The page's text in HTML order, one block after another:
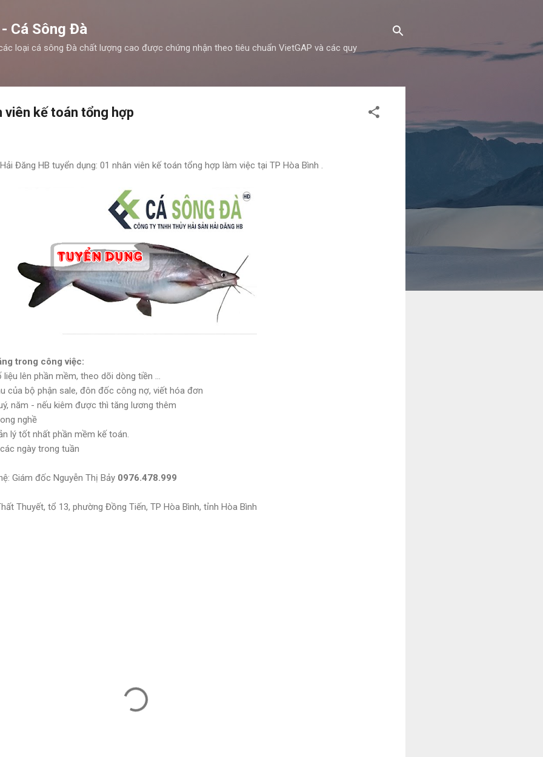
Cá Sông Đà
loại cá sông Đà chất lượng cao được chứng nhận theo tiêu chuẩn VietGAP và các quy
viên kế toán tổng hợp
Đăng HB tuyển dụng: 01 nhân viên kế toán tổng hợp làm việc tại TP Hòa Bình .
trong công việc:
lên phần mềm, theo dõi dòng tiền ...
của bộ phận sale, đôn đốc công nợ, viết hóa đơn
năm - nếu kiêm được thì tăng lương thêm
nghề
lý tốt nhất phần mềm kế toán.
ngày trong tuần
Giám đốc Nguyễn Thị Bảy 0976.478.999
Thuyết, tổ 13, phường Đồng Tiến, TP Hòa Bình, tỉnh Hòa Bình